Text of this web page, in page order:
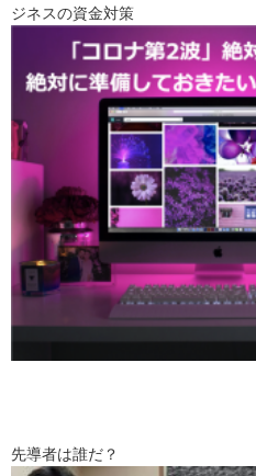
ジネスの資金対策
先導者は誰だ？